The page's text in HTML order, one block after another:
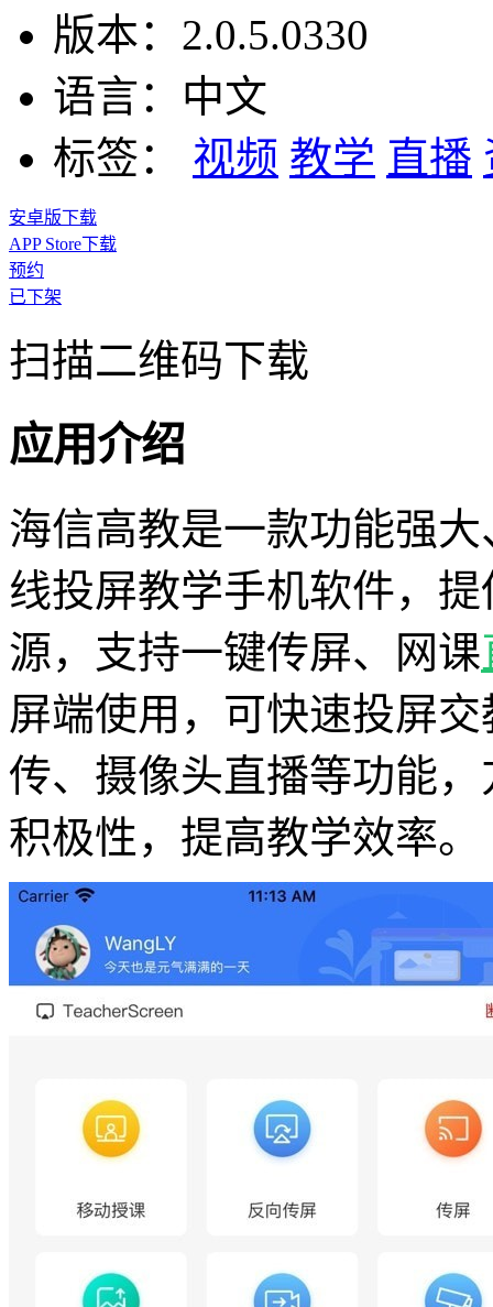
版本： 2.0.5.0330
语言： 中文
标签：
视频 教学 直播
安卓版下载
APP Store下载
预约
已下架
扫描二维码下载
应用介绍
海信高教是一款功能强
线投屏教学手机软件，
源，支持一键传屏、网课
屏端使用，可快速投屏
传、摄像头直播等功能
积极性，提高教学效率。